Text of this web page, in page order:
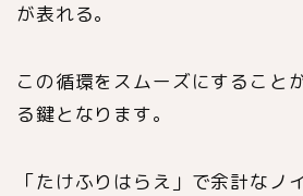
が表れる。
この循環をスムーズにすること
る鍵となります。
「たけふりはらえ」で余計なノ